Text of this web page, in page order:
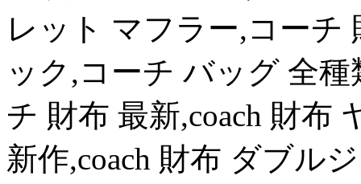
レット マフラー,コーチ
ック,コーチ バッグ 全
チ 財布 最新,coach 財布
新作,coach 財布 ダブル